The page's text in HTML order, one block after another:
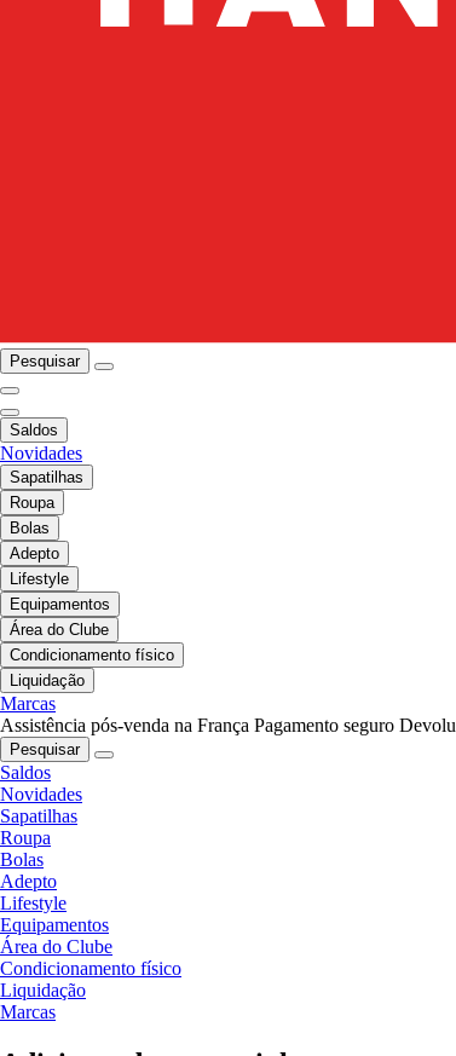
Pesquisar
Saldos
Novidades
Sapatilhas
Roupa
Bolas
Adepto
Lifestyle
Equipamentos
Área do Clube
Condicionamento físico
Liquidação
Marcas
Assistência pós-venda na França Pagamento seguro
Pesquisar
Saldos
Novidades
Sapatilhas
Roupa
Bolas
Adepto
Lifestyle
Equipamentos
Área do Clube
Condicionamento físico
Liquidação
Marcas